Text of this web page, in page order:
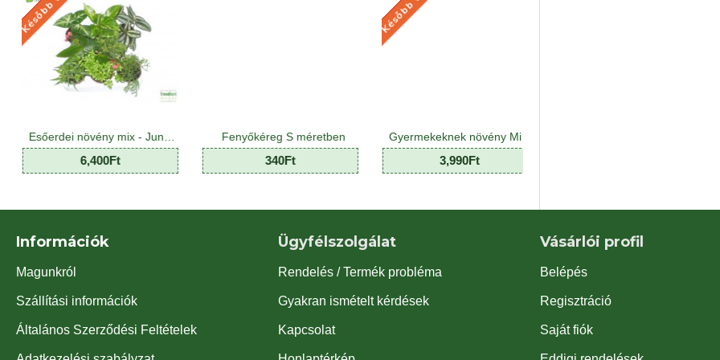
Esőerdei növény mix - Jungle Plant Mix (8 O) Fenyőkéreg S méretben
340Ft
Gyermekeknek növény Mix - Kids plant Mix (8 O)
3,990Ft
Háttér poszter kék-fekete
Információk
Magunkról
Szállítási információk
Általános Szerződési Feltételek
Ügyfélszolgálat
Rendelés / Termék probléma
Gyakran ismételt kérdések
Kapcsolat
Vásárlói profil
Belépés
Regisztráció
Saját fiók